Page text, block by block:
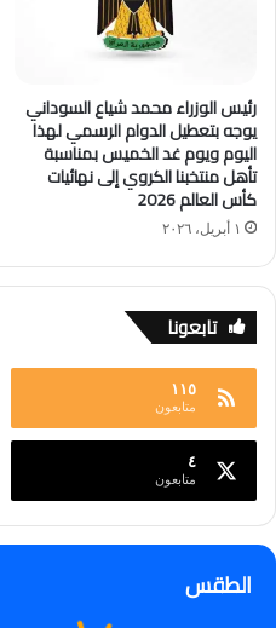
رئيس الوزراء محمد شياع السوداني
يوجه بتعطيل الدوام الرسمي لهذا
اليوم ويوم غد الخميس بمناسبة
تأهل منتخبنا الكروي إلى نهائيات
كأس العالم 2026
١ أبريل، ٢٠٢٦
تابعونا
١١٥
متابعون
٤
متابعون
الطقس